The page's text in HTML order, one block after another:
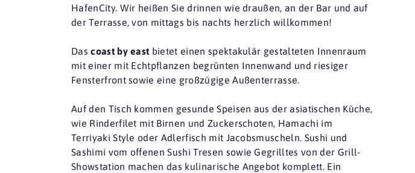
HafenCity. Wir heißen Sie drinnen wie draußen, an der Bar und auf
der Terrasse, von mittags bis nachts herzlich willkommen!
Dascoast by eastbietet einen spektakulär gestalteten Innenraum
mit einer mit Echtpflanzen begrünten Innenwand und riesiger
Fensterfront sowie eine großzügige Außenterrasse.
Auf den Tisch kommen gesunde Speisen aus der asiatischen Küche,
wie Rinderfilet mit Birnen und Zuckerschoten, Hamachi im
Terriyaki Style oder Adlerfisch mit Jacobsmuscheln. Sushi und
Sashimi vom offenen Sushi Tresen sowie Gegrilltes von der Grill-
Showstation machen das kulinarische Angebot komplett. Ein